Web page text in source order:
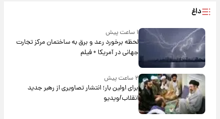
داغ
۱ ساعت پیش
لحظه برخورد رعد و برق به ساختمان مرکز تجارت
جهانی در آمریکا + فیلم
۲ ساعت پیش
برای اولین بار؛ انتشار تصاویری از رهبر جدید
انقلاب/ویدیو